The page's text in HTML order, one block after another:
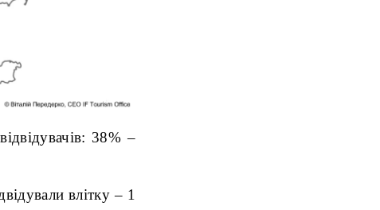
38% –
влітку – 1